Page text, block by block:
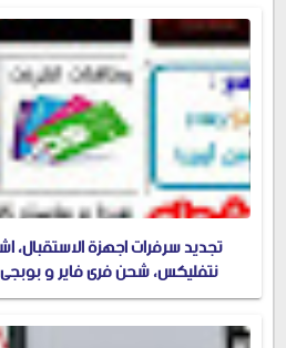
تجديد سرفرات اجهزة الاستقبال،
نتفليكس، شحن فري فاير و